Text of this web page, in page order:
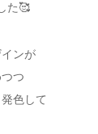
た🥰
ンが
つ
色して